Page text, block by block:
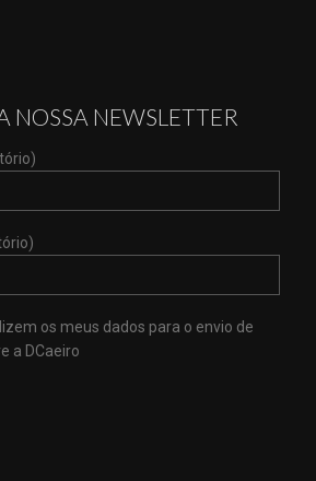
NOSSA NEWSLETTER
os meus dados para o envio de
a DCaeiro